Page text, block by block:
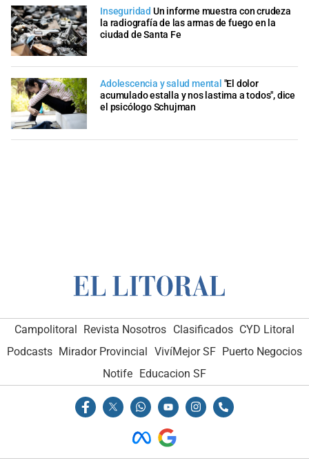
Inseguridad Un informe muestra con crudeza
la radiografía de las armas de fuego en la
ciudad de Santa Fe
Adolescencia y salud mental "El dolor
acumulado estalla y nos lastima a todos", dice
el psicólogo Schujman
Campolitoral Revista Nosotros Clasificados CYD Litoral
Podcasts Mirador Provincial VivíMejor SF Puerto Negocios
Notife Educacion SF